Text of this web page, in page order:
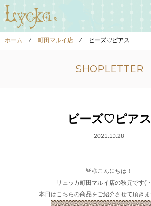
ホーム ⁄ 町田マルイ店 ⁄ ビーズ♡ピアス
SHOPLETTER
ビーズ♡ピアス
2021.10.28
皆様こんにちは！
リュッカ町田マルイ店の秋元です(´
本日はこちらの商品をご紹介させて頂きま